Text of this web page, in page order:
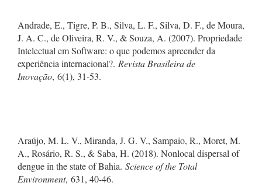
Andrade, E., Tigre, P. B., Silva, L. F., Silva, D. F., de Moura,
J. A. C., de Oliveira, R. V., & Souza, A. (2007). Propriedade
Intelectual em Software: o que podemos apreender da
experiência internacional?. Revista Brasileira de
Inovação, 6(1), 31-53.
Araújo, M. L. V., Miranda, J. G. V., Sampaio, R., Moret, M.
A., Rosário, R. S., & Saba, H. (2018). Nonlocal dispersal of
dengue in the state of Bahia. Science of the Total
Environment, 631, 40-46.